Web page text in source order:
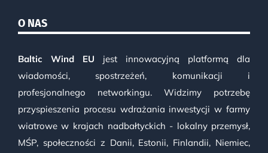
O NAS
Baltic Wind EU jest innowacyjną platformą dla
wiadomości, spostrzeżeń, komunikacji i
profesjonalnego networkingu. Widzimy potrzebę
przyspieszenia procesu wdrażania inwestycji w farmy
wiatrowe w krajach nadbałtyckich - lokalny przemysł,
MŚP, społeczności z Danii, Estonii, Finlandii, Niemiec,